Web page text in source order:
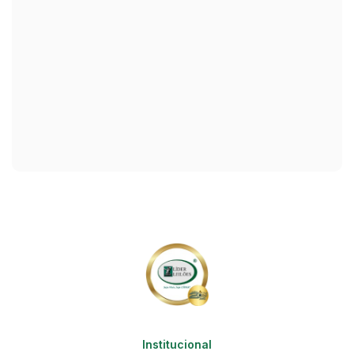
Institucional